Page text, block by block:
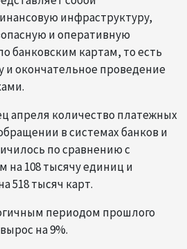
инфраструктуру,
и оперативную
банковским картам, то есть
и окончательное проведение
апреля количество платежных
в системах банков и
по сравнению с
108 тысячу единиц и
518 тысяч карт.
периодом прошлого
на 9%.